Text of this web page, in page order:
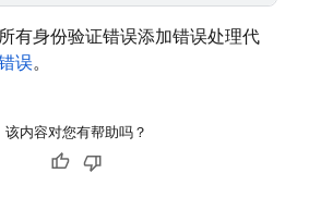
有身份验证错误添加错误处理代
误。
该内容对您有帮助吗？